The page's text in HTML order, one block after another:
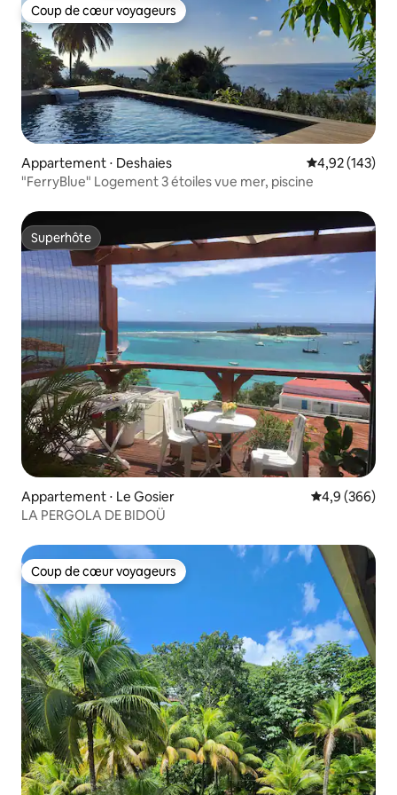
Coup de cœur voyageurs
Coup de cœur voyageurs
Appartement ⋅ Deshaies Évaluation
4,92 (143)
"FerryBlue" Logement 3 étoiles vue mer, piscine
Superhôte
Superhôte
Appartement ⋅ Le Gosier Évaluation
4,9 (366)
LA PERGOLA DE BIDOÜ
Coup de cœur voyageurs
Coup de cœur voyageurs